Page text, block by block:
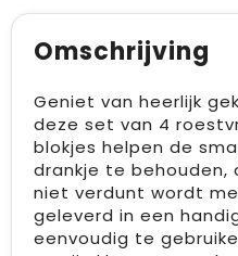
Omschrijving
Geniet van heerlijk
deze set van 4
blokjes helpen de
drankje te behouden,
niet verdunt wordt
geleverd in een
eenvoudig te